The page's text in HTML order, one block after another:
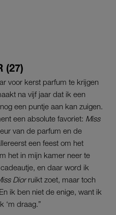
(27)
voor kerst parfum te krijgen
na vijf jaar dat ik een
een puntje aan kan zuigen.
een absolute favoriet: Miss
van de parfum en de
een feest om het
het in mijn kamer neer te
en daar word ik
Diorruikt zoet, maar toch
ik ben niet de enige, want ik
‘m draag.”